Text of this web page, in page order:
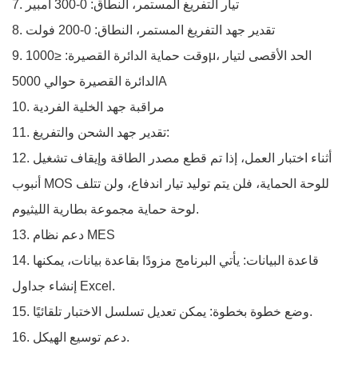
7. تيار التفريغ المستمر، النطاق: 0-300 أمبير
8. تقدير جهد التفريغ المستمر، النطاق: 0-200 فولت
9. وقت حماية الدائرة القصيرة: ≤1000μ، الحد الأقصى لتيار
الدائرة القصيرة حوالي 5000A
10. مراقبة جهد الخلية الفردية
11. تقدير جهد الشحن والتفريغ:
12. أثناء اختبار العمل، إذا تم قطع مصدر الطاقة وإيقاف تشغيل
أنبوب MOS للوحة الحماية، فلن يتم توليد تيار اندفاع، ولن تتلف
لوحة حماية مجموعة بطارية الليثيوم.
13. دعم نظام MES
14. قاعدة البيانات: يأتي البرنامج مزودًا بقاعدة بيانات، يمكنها
إنشاء جداول Excel.
15. وضع خطوة بخطوة: يمكن تعديل تسلسل الاختبار تلقائيًا.
16. دعم توسيع الهيكل.